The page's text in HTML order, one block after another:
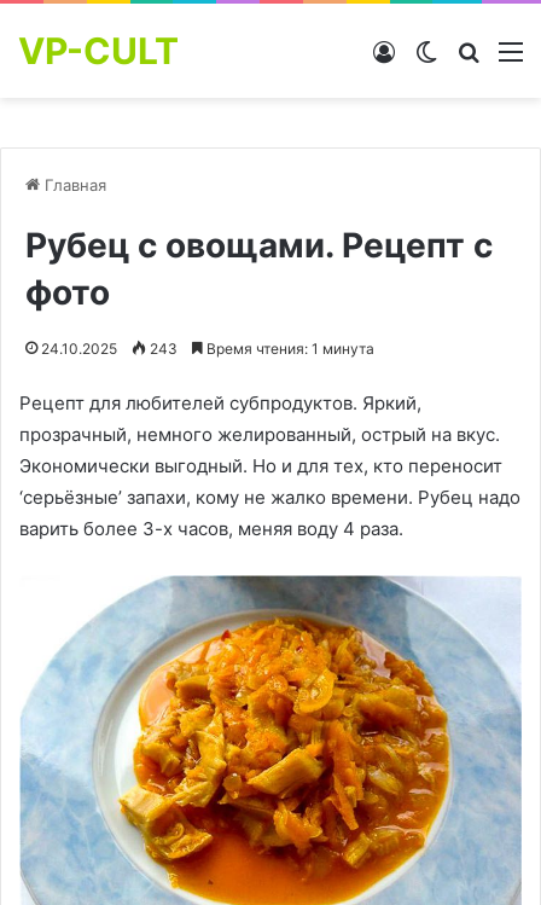
VP-CULT Switch skin
Войти
Главная
Рубец с овощами. Рецепт с
фото
24.10.2025 243 Время чтения: 1 минута
Рецепт для любителей субпродуктов. Яркий,
прозрачный, немного желированный, острый на вкус.
Экономически выгодный. Но и для тех, кто переносит
‘серьёзные’ запахи, кому не жалко времени. Рубец надо
варить более 3-х часов, меняя воду 4 раза.